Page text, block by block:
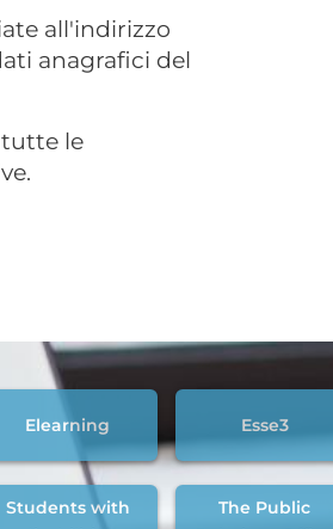
all'indirizzo
anagrafici del
tutte le
Elearning Esse3
Students with
The Public